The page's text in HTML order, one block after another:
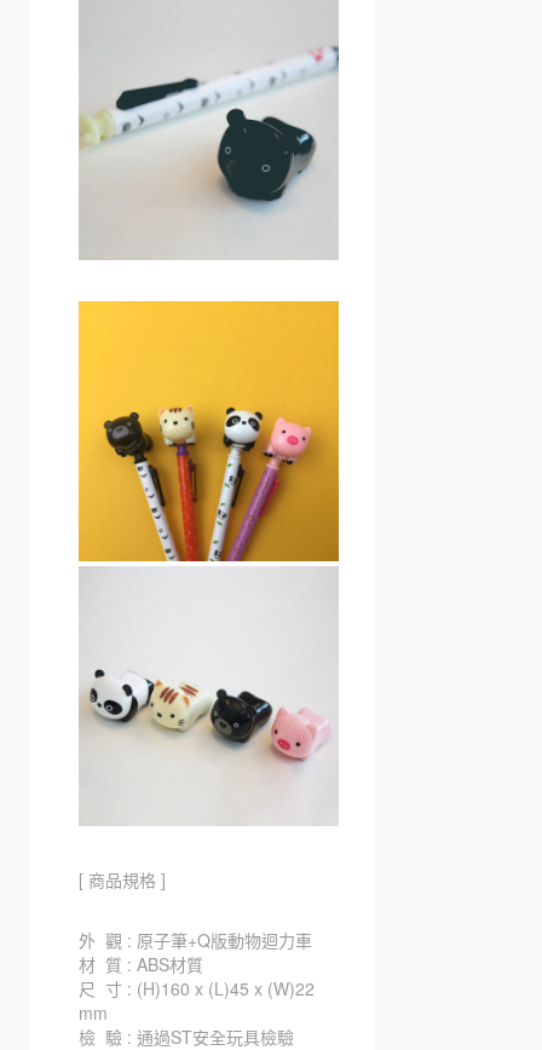
[ 商品規格 ]
外 觀 : 原子筆+Q版動物迴力車
材 質 : ABS材質
尺 寸 : (H)160 x (L)45 x (W)22
mm
檢 驗 : 通過ST安全玩具檢驗